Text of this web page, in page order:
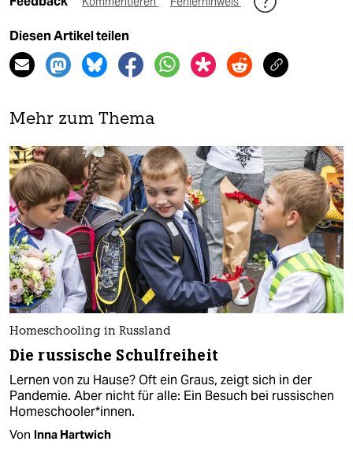
Diesen Artikel teilen
Mehr zum Thema
Homeschooling in Russland
Die russische Schulfreiheit
Lernen von zu Hause? Oft ein Graus, zeigt sich in der
Pandemie. Aber nicht für alle: Ein Besuch bei russischen
Ho­me­schoo­le­r*in­nen.
Von Inna Hartwich